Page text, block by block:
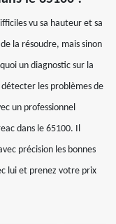
vu sa hauteur et sa
la résoudre, mais sinon
un diagnostic sur la
les problèmes de
un professionnel
dans le 65100. Il
précision les bonnes
lui et prenez votre prix